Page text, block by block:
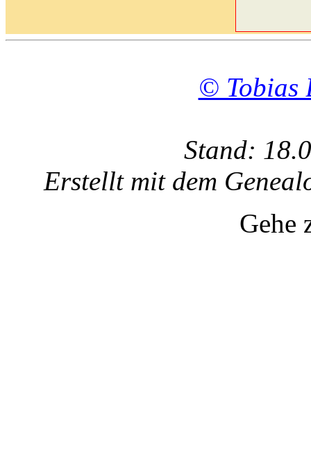
© Tobias
Stand:
Erstellt mit dem
Gehe